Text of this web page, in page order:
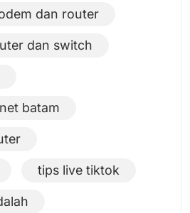
dan router
dan switch
batam
tips live tiktok